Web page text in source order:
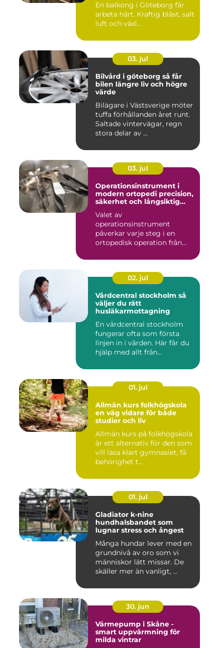
En balkong i Göteborg får
arbeta hårt. Kraftig blåst, salt
luft och växl...
03. jul
Bilvård i göteborg så får
bilen längre liv och högre
värde
Bilägare i Västsverige möter
tuffa förhållanden året runt.
Saltade vintervägar, regn
stora delar av ...
03. jul
Operationsinstrument i
modern ortopedi precision,
säkerhet och långsiktig
Valet av
operationsinstrument
påverkar varje steg i en
ortopedisk operation från
02. jul
Vårdcentral stockholm så
väljer du rätt
husläkarmottagning
En vårdcentral stockholm
fungerar ofta som första
linjen in i vården. Här får du
hjälp med allt från...
01. jul
Allmän kurs folkhögskola
en väg vidare för både
studier och liv
Allmän kurs på folkhögskola
är ett alternativ för den som
vill läsa klart gymnasiet, få
behörighet t...
01. jul
Gladiator k-nine
hundhalsbandet som
lugnar stress och ångest
Många hundar lever med en
grundnivå av oro som vi
människor lätt missar. De
skäller mer än vanligt, ...
30. jun
Värmepump i Skåne -
smart uppvärmning för
milda vintrar